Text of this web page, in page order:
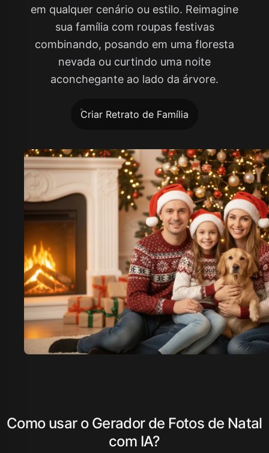
em qualquer cenário ou estilo. Reimagine
sua família com roupas festivas
combinando, posando em uma floresta
nevada ou curtindo uma noite
aconchegante ao lado da árvore.
Criar Retrato de Família
Como usar o Gerador de Fotos de Natal
com IA?